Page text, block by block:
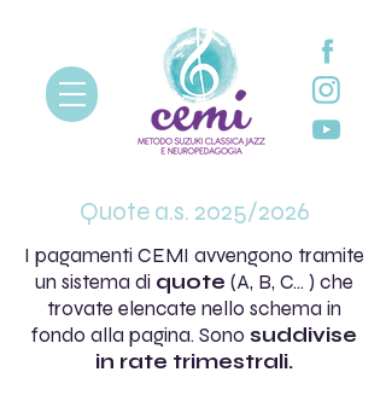
Quote a.s. 2025/2026
I pagamenti CEMI avvengono tramite
un sistema di quote (A, B, C... ) che
trovate elencate nello schema in
fondo alla pagina. Sono suddivise
in rate trimestrali.